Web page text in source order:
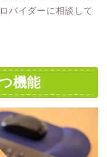
バイダーに相談して
機能